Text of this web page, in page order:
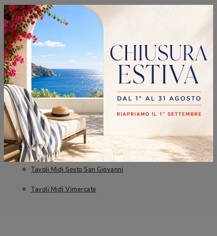
I più visti a :
Cologno Monzese
Sesto San Giovanni Vimercate
CONTINUA A NAVIGARE
Tavoli Midj Cologno Monzese
Tavoli Midj Desio
Tavoli Midj Sesto San Giovanni
Tavoli Midj Vimercate